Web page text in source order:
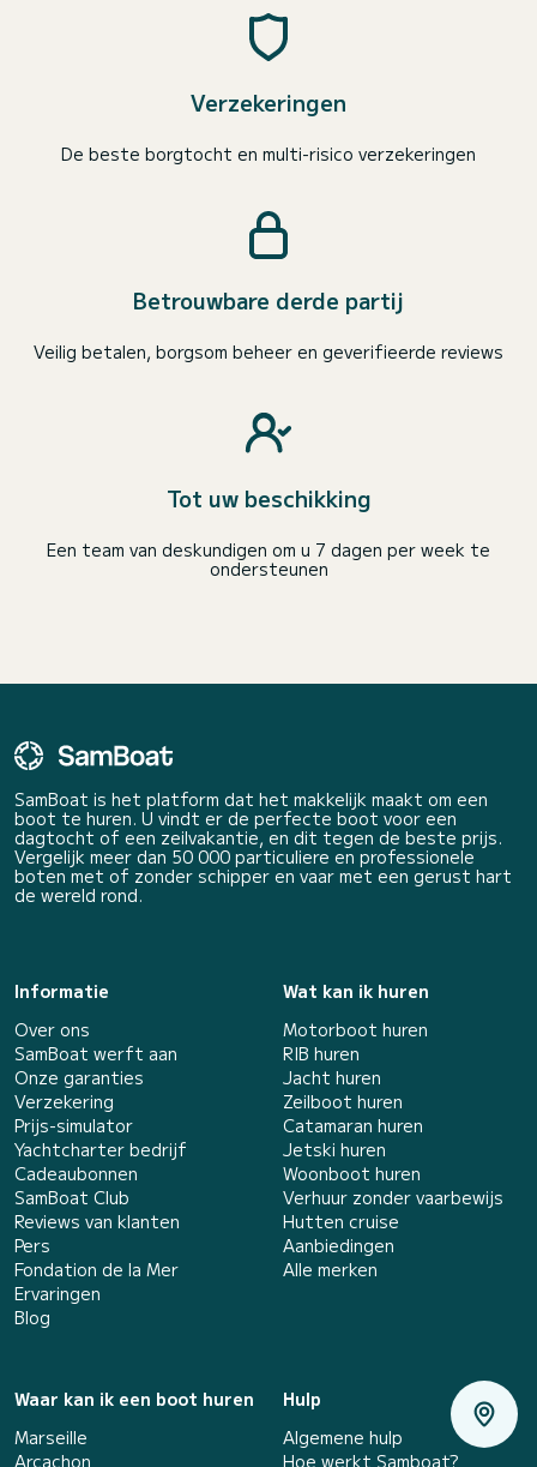
Verzekeringen
De beste borgtocht en multi-risico verzekeringen
Betrouwbare derde partij
Veilig betalen, borgsom beheer en geverifieerde reviews
Tot uw beschikking
Een team van deskundigen om u 7 dagen per week te
ondersteunen
SamBoat is het platform dat het makkelijk maakt om een
boot te huren. U vindt er de perfecte boot voor een
dagtocht of een zeilvakantie, en dit tegen de beste prijs.
Vergelijk meer dan 50 000 particuliere en professionele
boten met of zonder schipper en vaar met een gerust hart
de wereld rond.
Informatie
Over ons
SamBoat werft aan
Onze garanties
Verzekering
Prijs-simulator
Yachtcharter bedrijf
Cadeaubonnen
SamBoat Club
Reviews van klanten
Pers
Fondation de la Mer
Ervaringen
Blog
Wat kan ik huren
Motorboot huren
RIB huren
Jacht huren
Zeilboot huren
Catamaran huren
Jetski huren
Woonboot huren
Verhuur zonder vaarbewijs
Hutten cruise
Aanbiedingen
Alle merken
Waar kan ik een boot huren
Marseille
Arcachon
Hulp
Algemene hulp
Hoe werkt Samboat?